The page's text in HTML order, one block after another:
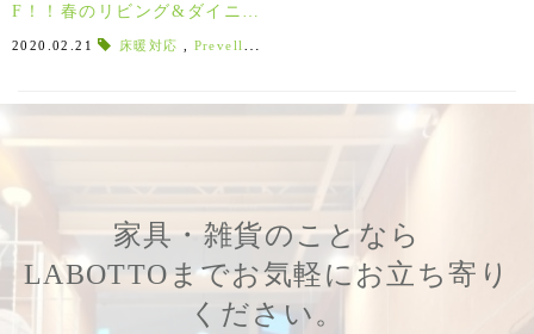
F！！春のリビング&ダイニン
グフェア2/22(土)～
2020.02.21 床暖対応 Prevell
家具・雑貨のことなら
LABOTTOまでお気軽にお立ち寄り
ください。